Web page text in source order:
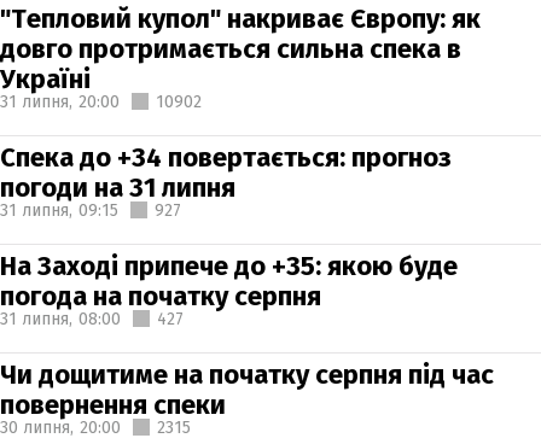
"Тепловий купол" накриває Європу: як
довго протримається сильна спека в
Україні
31 липня, 20:00 10902
Спека до +34 повертається: прогноз
погоди на 31 липня
31 липня, 09:15 927
На Заході припече до +35: якою буде
погода на початку серпня
31 липня, 08:00 427
Чи дощитиме на початку серпня під час
повернення спеки
30 липня, 20:00 2315